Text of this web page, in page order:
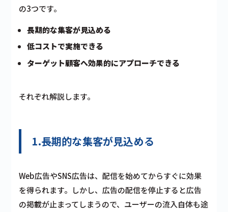
の3つです。
長期的な集客が見込める
低コストで実施できる
ターゲット顧客へ効果的にアプローチできる
それぞれ解説します。
1.長期的な集客が見込める
Web広告やSNS広告は、配信を始めてからすぐに効果
を得られます。しかし、広告の配信を停止すると広告
の掲載が止まってしまうので、ユーザーの流入自体も途